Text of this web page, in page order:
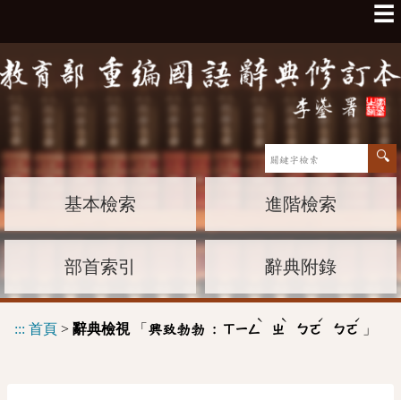
☰
基本檢索 進階檢索
部首索引 辭典附錄
::: 首頁 > 辭典檢視「 興致勃勃 : ㄒㄧㄥ
ˋ
ㄓ
ˋ
ㄅㄛ
ˊ
ㄅㄛ
ˊ
」